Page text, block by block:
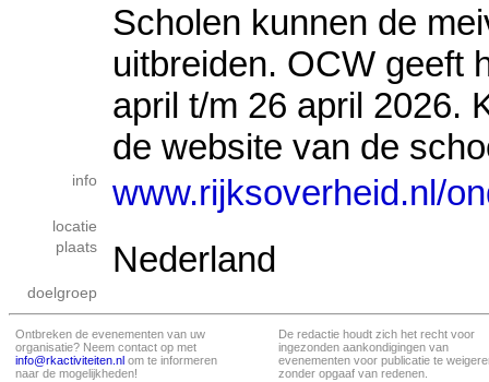
Scholen kunnen de
uitbreiden. OCW geeft
april t/m 26 april 2026.
de website van de
info www.rijksoverheid.nl/
locatie
plaats
Nederland
doelgroep
Ontbreken de evenementen van uw
organisatie? Neem contact op met
info@rkactiviteiten.nl om te informeren
naar de mogelijkheden!
De redactie houdt zich het recht voor
ingezonden aankondigingen van
evenementen voor publicatie te
zonder opgaaf van redenen.